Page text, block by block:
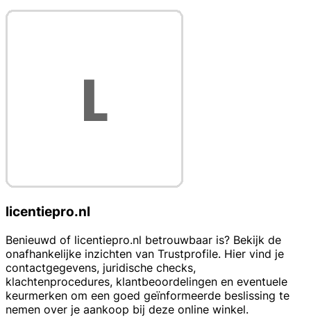
licentiepro.nl
Benieuwd of licentiepro.nl betrouwbaar is? Bekijk de
onafhankelijke inzichten van Trustprofile. Hier vind je
contactgegevens, juridische checks,
klachtenprocedures, klantbeoordelingen en eventuele
keurmerken om een goed geïnformeerde beslissing te
nemen over je aankoop bij deze online winkel.